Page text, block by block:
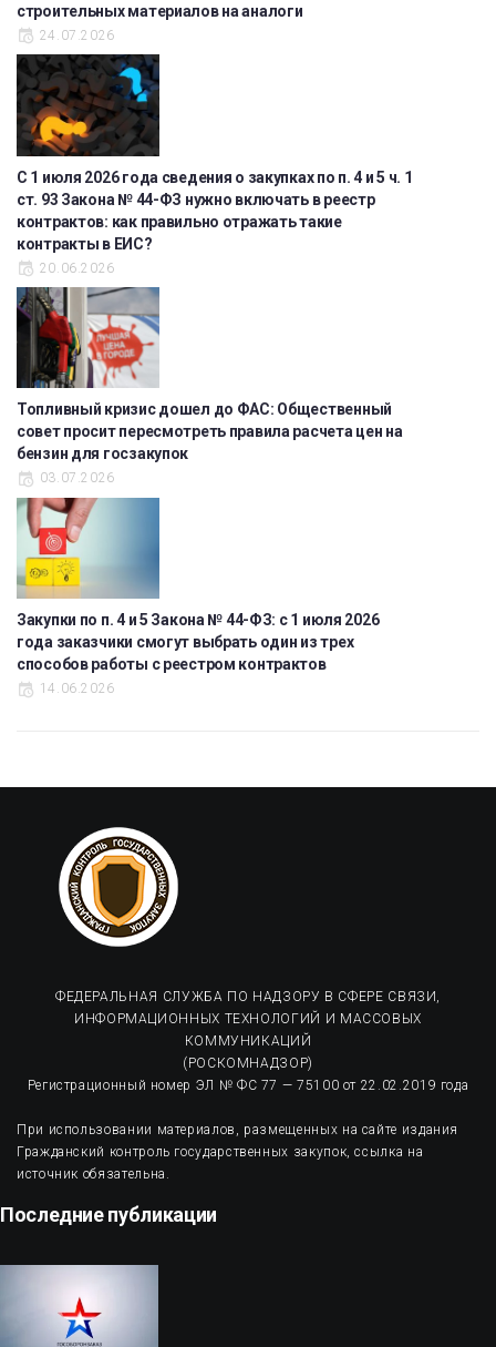
строительных материалов на аналоги
24.07.2026
С 1 июля 2026 года сведения о закупках по п. 4 и 5 ч. 1
ст. 93 Закона № 44-ФЗ нужно включать в реестр
контрактов: как правильно отражать такие
контракты в ЕИС?
20.06.2026
Топливный кризис дошел до ФАС: Общественный
совет просит пересмотреть правила расчета цен на
бензин для госзакупок
03.07.2026
Закупки по п. 4 и 5 Закона № 44-ФЗ: с 1 июля 2026
года заказчики смогут выбрать один из трех
способов работы с реестром контрактов
14.06.2026
ФЕДЕРАЛЬНАЯ СЛУЖБА ПО НАДЗОРУ В СФЕРЕ СВЯЗИ,
ИНФОРМАЦИОННЫХ ТЕХНОЛОГИЙ И МАССОВЫХ
КОММУНИКАЦИЙ
(РОСКОМНАДЗОР)
Регистрационный номер ЭЛ № ФС 77 — 75100 от 22.02.2019 года
При использовании материалов, размещенных на сайте издания
Гражданский контроль государственных закупок, ссылка на
источник обязательна.
Последние публикации